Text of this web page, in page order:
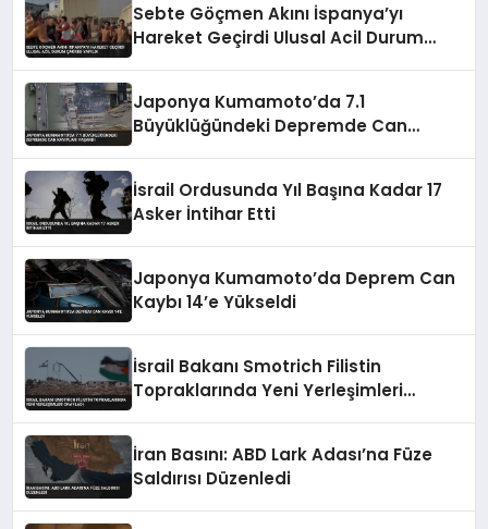
Sebte Göçmen Akını İspanya’yı
Hareket Geçirdi Ulusal Acil Durum
Japonya Kumamoto’da 7.1
Büyüklüğündeki Depremde Can
İsrail Ordusunda Yıl Başına Kadar 17
Asker İntihar Etti
Japonya Kumamoto’da Deprem Can
Kaybı 14’e Yükseldi
İsrail Bakanı Smotrich Filistin
Topraklarında Yeni Yerleşimleri
İran Basını: ABD Lark Adası’na Füze
Saldırısı Düzenledi